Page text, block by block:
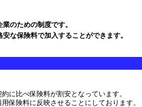
のための制度です。
な保険料で加入することができます。
に比べ保険料が割安となっています。
保険料に反映させることにしております。